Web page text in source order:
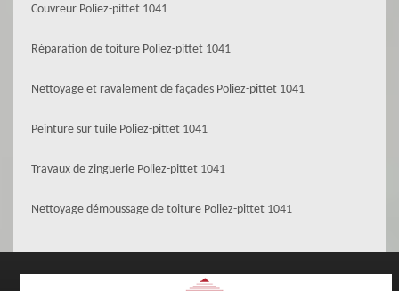
Couvreur Poliez-pittet 1041
Réparation de toiture Poliez-pittet 1041
Nettoyage et ravalement de façades Poliez-pittet 1041
Peinture sur tuile Poliez-pittet 1041
Travaux de zinguerie Poliez-pittet 1041
Nettoyage démoussage de toiture Poliez-pittet 1041